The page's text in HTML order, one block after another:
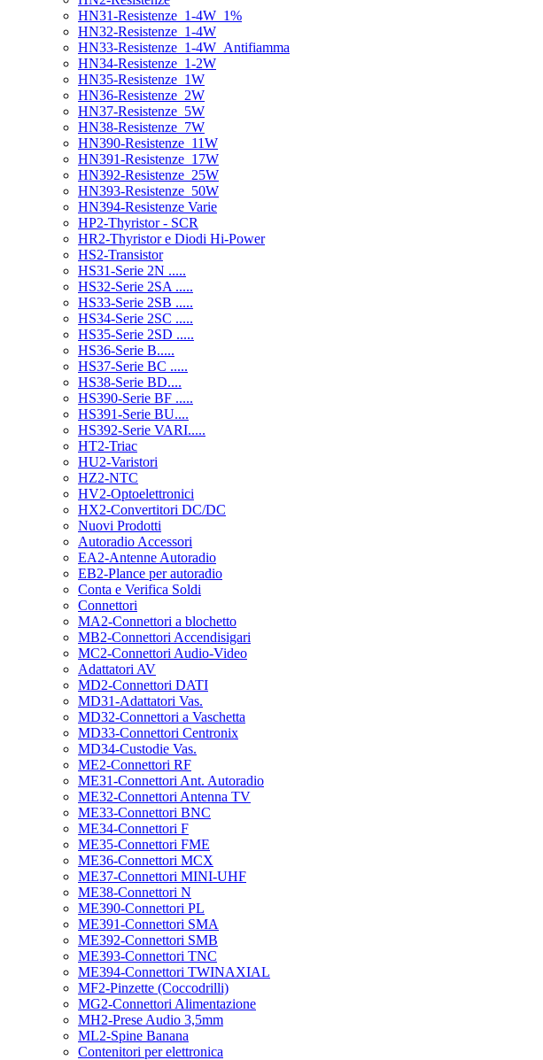
HN31-Resistenze_1-4W_1%
HN32-Resistenze_1-4W
HN33-Resistenze_1-4W_Antifiamma
HN34-Resistenze_1-2W
HN35-Resistenze_1W
HN36-Resistenze_2W
HN37-Resistenze_5W
HN38-Resistenze_7W
HN390-Resistenze_11W
HN391-Resistenze_17W
HN392-Resistenze_25W
HN393-Resistenze_50W
HN394-Resistenze Varie
HP2-Thyristor - SCR
HR2-Thyristor e Diodi Hi-Power
HS2-Transistor
HS31-Serie 2N .....
HS32-Serie 2SA .....
HS33-Serie 2SB .....
HS34-Serie 2SC .....
HS35-Serie 2SD .....
HS36-Serie B.....
HS37-Serie BC .....
HS38-Serie BD....
HS390-Serie BF .....
HS391-Serie BU....
HS392-Serie VARI.....
HT2-Triac
HU2-Varistori
HZ2-NTC
HV2-Optoelettronici
HX2-Convertitori DC/DC
Nuovi Prodotti
Autoradio Accessori
EA2-Antenne Autoradio
EB2-Plance per autoradio
Conta e Verifica Soldi
Connettori
MA2-Connettori a blochetto
MB2-Connettori Accendisigari
MC2-Connettori Audio-Video
Adattatori AV
MD2-Connettori DATI
MD31-Adattatori Vas.
MD32-Connettori a Vaschetta
MD33-Connettori Centronix
MD34-Custodie Vas.
ME2-Connettori RF
ME31-Connettori Ant. Autoradio
ME32-Connettori Antenna TV
ME33-Connettori BNC
ME34-Connettori F
ME35-Connettori FME
ME36-Connettori MCX
ME37-Connettori MINI-UHF
ME38-Connettori N
ME390-Connettori PL
ME391-Connettori SMA
ME392-Connettori SMB
ME393-Connettori TNC
ME394-Connettori TWINAXIAL
MF2-Pinzette (Coccodrilli)
MG2-Connettori Alimentazione
MH2-Prese Audio 3,5mm
ML2-Spine Banana
Contenitori per elettronica